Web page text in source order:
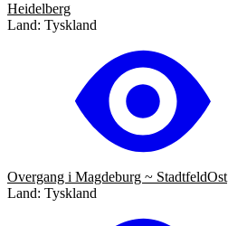
Heidelberg
Land: Tyskland
Overgang i Magdeburg ~ StadtfeldOst
Land: Tyskland